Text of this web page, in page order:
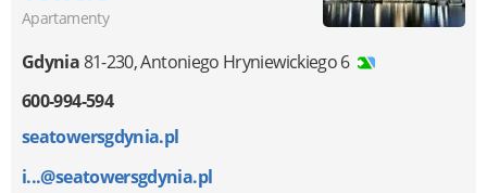
Apartamenty
Gdynia81-230,Antoniego Hryniewickiego 6
600-994-594
seatowersgdynia.pl
i...@seatowersgdynia.pl